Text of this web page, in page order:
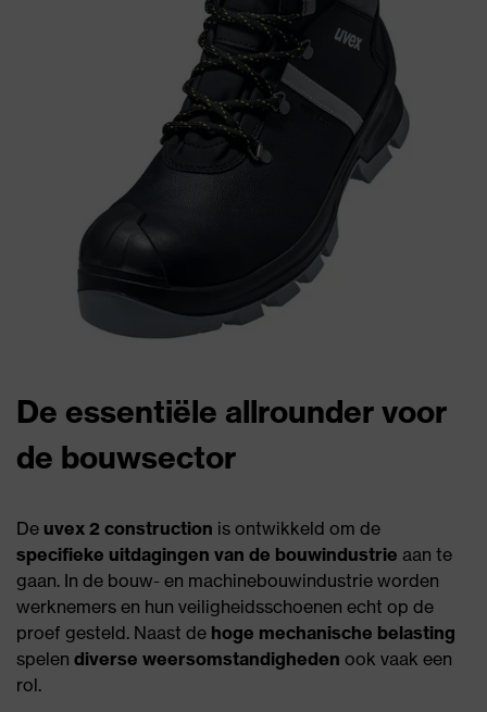
De essentiële allrounder voor
de bouwsector
De uvex 2 construction is ontwikkeld om de
specifieke uitdagingen van de bouwindustrie aan te
gaan. In de bouw- en machinebouwindustrie worden
werknemers en hun veiligheidsschoenen echt op de
proef gesteld. Naast de hoge mechanische belasting
spelen diverse weersomstandigheden ook vaak een
rol.